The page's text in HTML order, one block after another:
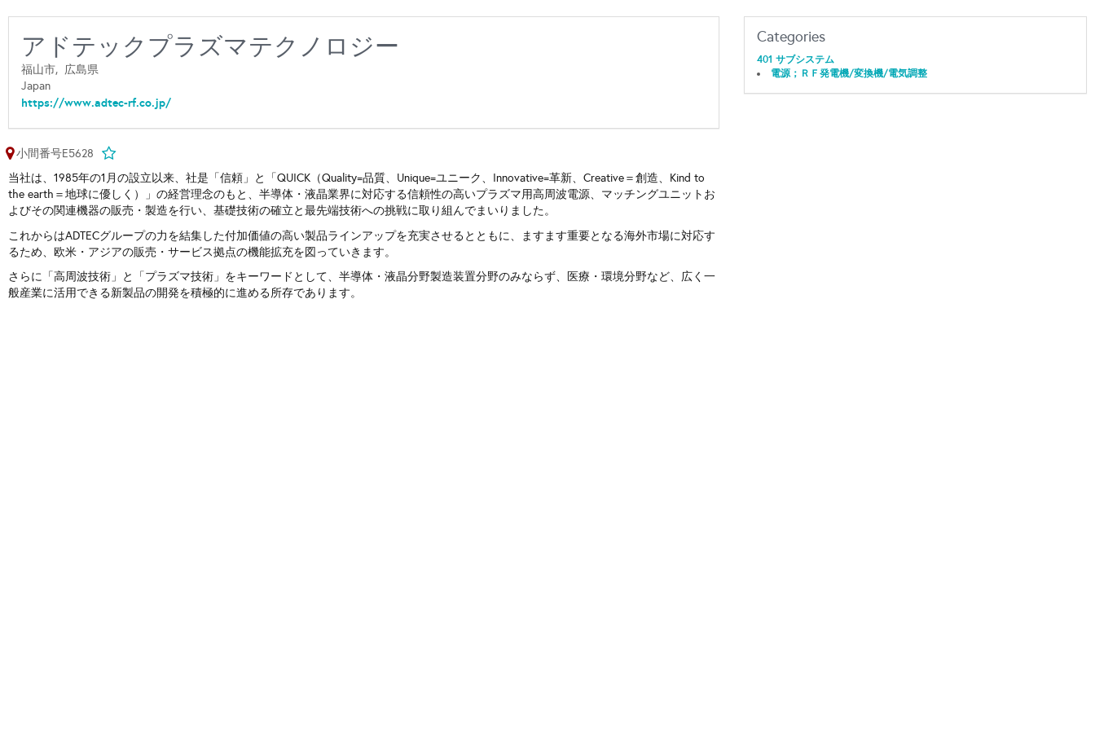
アドテックプラズマテクノロジー
福山市, 広島県
Japan
https://www.adtec-rf.co.jp/
小間番号E5628
当社は、1985年の1月の設立以来、社是「信頼」と「QUICK（Quality=品質、Unique=ユニーク、Innovative=革新、Creative＝創造、Kind to
the earth＝地球に優しく）」の経営理念のもと、半導体・液晶業界に対応する信頼性の高いプラズマ用高周波電源、マッチングユニットお
よびその関連機器の販売・製造を行い、基礎技術の確立と最先端技術への挑戦に取り組んでまいりました。
これからはADTECグループの力を結集した付加価値の高い製品ラインアップを充実させるとともに、ますます重要となる海外市場に対応す
るため、欧米・アジアの販売・サービス拠点の機能拡充を図っていきます。
さらに「高周波技術」と「プラズマ技術」をキーワードとして、半導体・液晶分野製造装置分野のみならず、医療・環境分野など、広く一
般産業に活用できる新製品の開発を積極的に進める所存であります。
Categories
401 サブシステム
電源；ＲＦ発電機/変換機/電気調整